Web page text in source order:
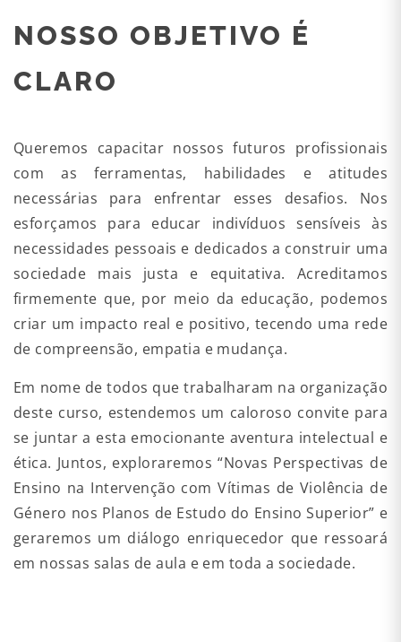
NOSSO OBJETIVO É
CLARO
Queremos capacitar nossos futuros profissionais
com as ferramentas, habilidades e atitudes
necessárias para enfrentar esses desafios. Nos
esforçamos para educar indivíduos sensíveis às
necessidades pessoais e dedicados a construir uma
sociedade mais justa e equitativa. Acreditamos
firmemente que, por meio da educação, podemos
criar um impacto real e positivo, tecendo uma rede
de compreensão, empatia e mudança.
Em nome de todos que trabalharam na organização
deste curso, estendemos um caloroso convite para
se juntar a esta emocionante aventura intelectual e
ética. Juntos, exploraremos “Novas Perspectivas de
Ensino na Intervenção com Vítimas de Violência de
Género nos Planos de Estudo do Ensino Superior” e
geraremos um diálogo enriquecedor que ressoará
em nossas salas de aula e em toda a sociedade.